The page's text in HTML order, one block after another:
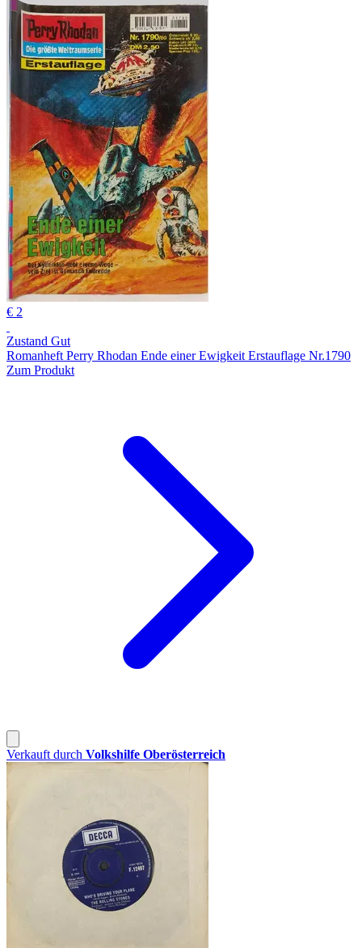
€ 2
Zustand Gut
Romanheft Perry Rhodan Ende einer Ewigkeit Erstauflage Nr.1790
Zum Produkt
Verkauft durch Volkshilfe Oberösterreich